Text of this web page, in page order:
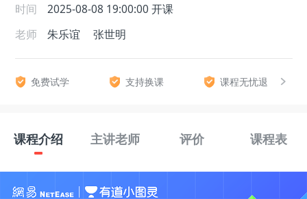
时间 2025-08-08 19:00:00 开课
老师
朱乐谊 张世明
免费试学 支持换课 课程无忧退
课程介绍 主讲老师 评价 课程表